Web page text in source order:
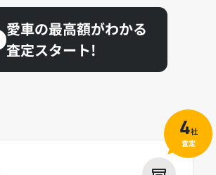
愛車の最高額がわかる
査定スタート!
4社
査定